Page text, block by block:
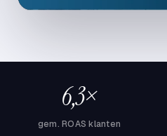
6,3×
gem. ROAS klanten